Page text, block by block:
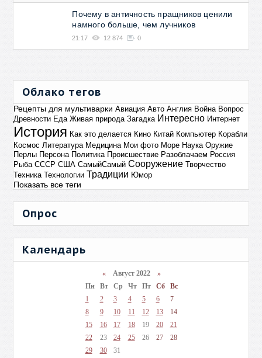
Почему в античность пращников ценили
намного больше, чем лучников
21:17 12 874 0
Облако тегов
Рецепты для мультиварки Авиация Авто Англия Война Вопрос
Древности Еда Живая природа Загадка Интересно Интернет
История Как это делается Кино Китай Компьютер Корабли
Космос Литература Медицина Мои фото Море Наука Оружие
Перлы Персона Политика Происшествие Разоблачаем Россия
Рыба СССР США СамыйСамый Сооружение Творчество
Техника Технологии Традиции Юмор
Показать все теги
Опрос
Календарь
«Август 2022 »
Пн
Вт Ср Чт Пт Сб
Вс
1
2 3 4 5 6
7
8
9 10 11 12 13
14
15
16 17 18 19 20
21
22
23 24 25 26 27
28
29
30 31